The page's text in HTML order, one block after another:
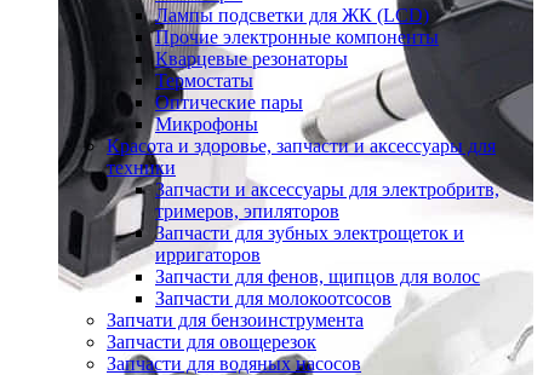
Лампы подсветки для ЖК (LCD)
Прочие электронные компоненты
Кварцевые резонаторы
Термостаты
Оптические пары
Микрофоны
Красота и здоровье, запчасти и аксессуары для
техники
Запчасти и аксессуары для электробритв,
тримеров, эпиляторов
Запчасти для зубных электрощеток и
ирригаторов
Запчасти для фенов, щипцов для волос
Запчасти для молокоотсосов
Запчати для бензоинструмента
Запчасти для овощерезок
Запчасти для водяных насосов